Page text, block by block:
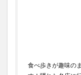
食べ歩きが趣味の